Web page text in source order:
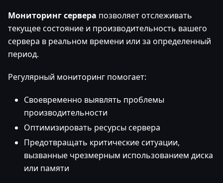
Мониторинг сервера позволяет отслеживать
текущее состояние и производительность вашего
сервера в реальном времени или за определенный
период.
Регулярный мониторинг помогает:
Своевременно выявлять проблемы
производительности
Оптимизировать ресурсы сервера
Предотвращать критические ситуации,
вызванные чрезмерным использованием диска
или памяти